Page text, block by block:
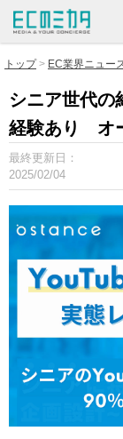
トップ EC業界ニュー
シニア世代の
経験あり オ
最終更新日：
2025/02/04